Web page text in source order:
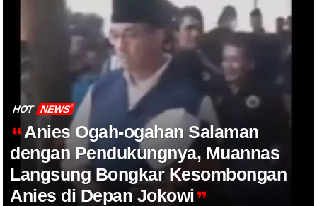
HOT NEWS
Anies Ogah-ogahan Salaman
dengan Pendukungnya, Muannas
Langsung Bongkar Kesombongan
Anies di Depan Jokowi